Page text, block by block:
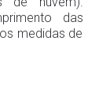
das
medidas de